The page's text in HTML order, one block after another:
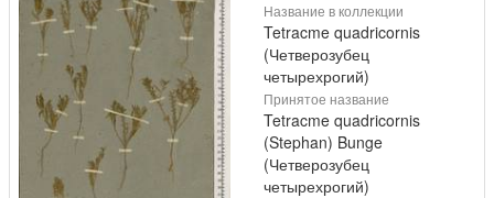
Название в коллекции
Tetracme quadricornis
(Четверозубец
четырехрогий)
Принятое название
Tetracme quadricornis
(Stephan) Bunge
(Четверозубец
четырехрогий)